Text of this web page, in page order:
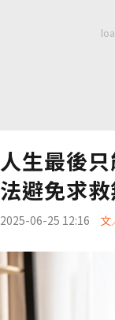
人生最後
法避免求
2025-06-25 12:16 文